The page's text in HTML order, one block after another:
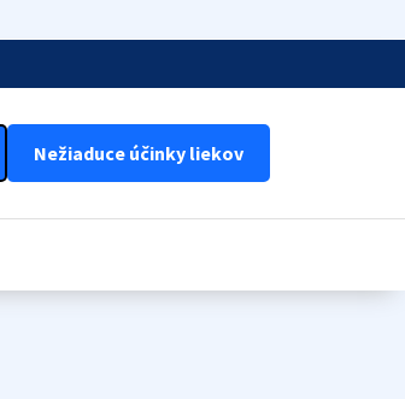
Nežiaduce účinky liekov